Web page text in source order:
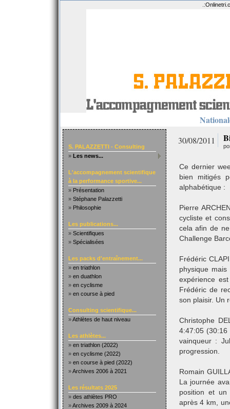
.:
S. PALAZZETTI - Consulting
» Les news...
L'accompagnement scientifique
à la performance sportive...
» Présentation
» Stéphane Palazzetti
» Philosophie
Les publications...
» Scientifiques
» Spécialisées
Les packs d'entraînement...
» en triathlon
» en duathlon
» en cyclisme
» en course à pied
Consulting scientifique...
»Athlètes de haut niveau
Les athlètes...
» en triathlon (2022)
» en cyclisme (2022)
» en course à pied (2022)
»Archives 2006 à 2021
Les résultats 2025
» des athlètes PRO
»Archives 2009 à 2024
30/08/2011
Ce dernier
bien mitigés
alphabétique :
Pierre
cycliste et
cela afin de
Challenge
Frédéric
physique
expérience
Frédéric de
son plaisir. Un
Christophe
4:47:05
vainqueur :
progression.
Romain
La journée
position et un
après 4 km,